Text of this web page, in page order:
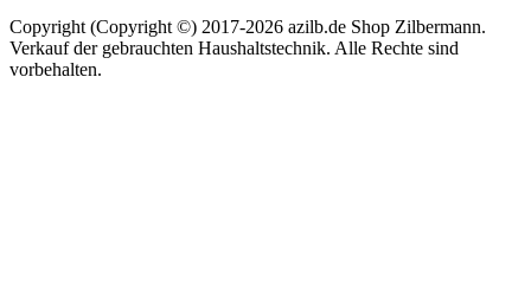
Copyright (Copyright ©) 2017-2026 azilb.de Shop Zilbermann.
Verkauf der gebrauchten Haushaltstechnik. Alle Rechte sind
vorbehalten.